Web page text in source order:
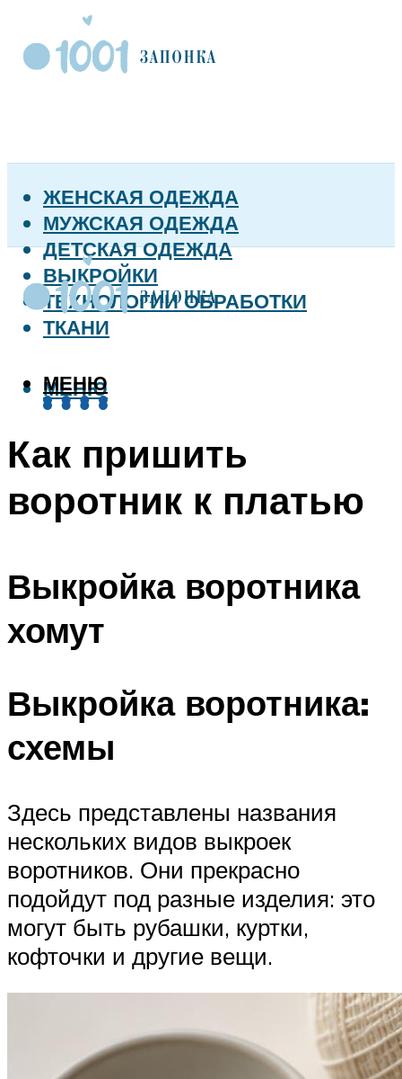
ЖЕНСКАЯ ОДЕЖДА
МУЖСКАЯ ОДЕЖДА
ДЕТСКАЯ ОДЕЖДА
ВЫКРОЙКИ
ТЕХНОЛОГИИ ОБРАБОТКИ
ТКАНИ
МЕНЮ
МЕНЮ
Как пришить
воротник к платью
Выкройка воротника
хомут
Выкройка воротника:
схемы
Здесь представлены названия
нескольких видов выкроек
воротников. Они прекрасно
подойдут под разные изделия: это
могут быть рубашки, куртки,
кофточки и другие вещи.